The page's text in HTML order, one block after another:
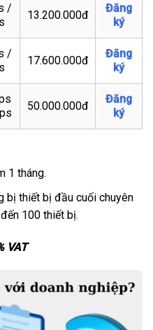
/
13.200.000đ
Đăng
ký
/
17.600.000đ
Đăng
ký
50.000.000đ
Đăng
ký
1 tháng.
bị thiết bị đầu cuối chuyên
100 thiết bị.
VAT